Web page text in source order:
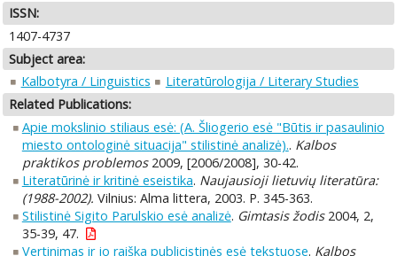
ISSN:
1407-4737
Subject area:
Kalbotyra / Linguistics
Literatūrologija / Literary Studies
Related Publications:
Apie mokslinio stiliaus esė: (A. Šliogerio esė "Būtis ir pasaulinio
miesto ontologinė situacija" stilistinė analizė).. Kalbos
praktikos problemos2009, [2006/2008], 30-42.
Literatūrinė ir kritinė eseistika. Naujausioji lietuvių literatūra:
(1988-2002). Vilnius: Alma littera, 2003. P. 345-363.
Stilistinė Sigito Parulskio esė analizė. Gimtasis žodis2004, 2,
35-39, 47.
Vertinimas ir jo raiška publicistinės esė tekstuose. Kalbos